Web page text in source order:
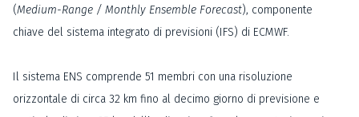
(Medium-Range / Monthly Ensemble Forecast), componente
chiave del sistema integrato di previsioni (IFS) di ECMWF.
Il sistema ENS comprende 51 membri con una risoluzione
orizzontale di circa 32 km fino al decimo giorno di previsione e